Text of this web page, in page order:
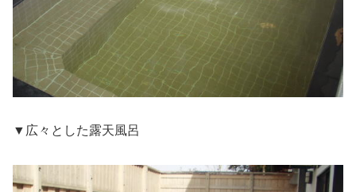
▼広々とした露天風呂